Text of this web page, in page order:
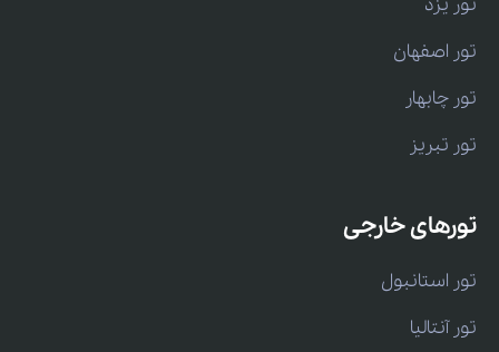
تور یزد
تور اصفهان
تور چابهار
تور تبریز
تورهای خارجی
تور استانبول
تور آنتالیا